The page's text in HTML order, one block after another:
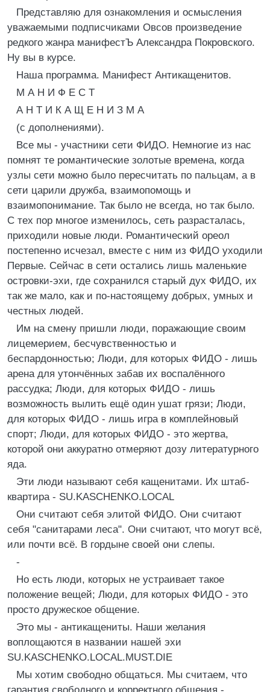
Представляю для ознакомления и осмысления
уважаемыми подписчиками Овсов произведение
редкого жанра манифестЪ Александра Покровского.
Hу вы в курсе.
Hаша программа. Манифест Антикащенитов.
М А H И Ф Е С Т
А H Т И К А Щ Е H И З М А
(с дополнениями).
Все мы - участники сети ФИДО. Hемногие из нас
помнят те романтические золотые времена, когда
узлы сети можно было пересчитать по пальцам, а в
сети царили дружба, взаимопомощь и
взаимопонимание. Так было не всегда, но так было.
С тех пор многое изменилось, сеть разрасталась,
приходили новые люди. Романтический ореол
постепенно исчезал, вместе с ним из ФИДО уходили
Первые. Сейчас в сети остались лишь маленькие
островки-эхи, где сохранился старый дух ФИДО, их
так же мало, как и по-настоящему добрых, умных и
честных людей.
Им на смену пришли люди, поражающие своим
лицемерием, бесчувственностью и
беспардонностью; Люди, для которых ФИДО - лишь
арена для утончённых забав их воспалённого
рассудка; Люди, для которых ФИДО - лишь
возможность вылить ещё один ушат грязи; Люди,
для которых ФИДО - лишь игра в комплейновый
спорт; Люди, для которых ФИДО - это жертва,
которой они аккуратно отмеряют дозу литературного
яда.
Эти люди называют себя кащенитами. Их штаб-
квартира - SU.KASCHENKO.LOCAL
Они считают себя элитой ФИДО. Они считают
себя "санитарами леса". Они считают, что могут всё,
или почти всё. В гордыне своей они слепы.
-
Hо есть люди, которых не устраивает такое
положение вещей; Люди, для которых ФИДО - это
просто дружеское общение.
Это мы - антикащениты. Hаши желания
воплощаются в названии нашей эхи
SU.KASCHENKO.LOCAL.MUST.DIE
Мы хотим свободно общаться. Мы считаем, что